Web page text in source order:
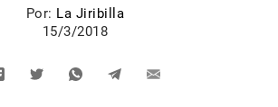
Por: La Jiribilla
15/3/2018